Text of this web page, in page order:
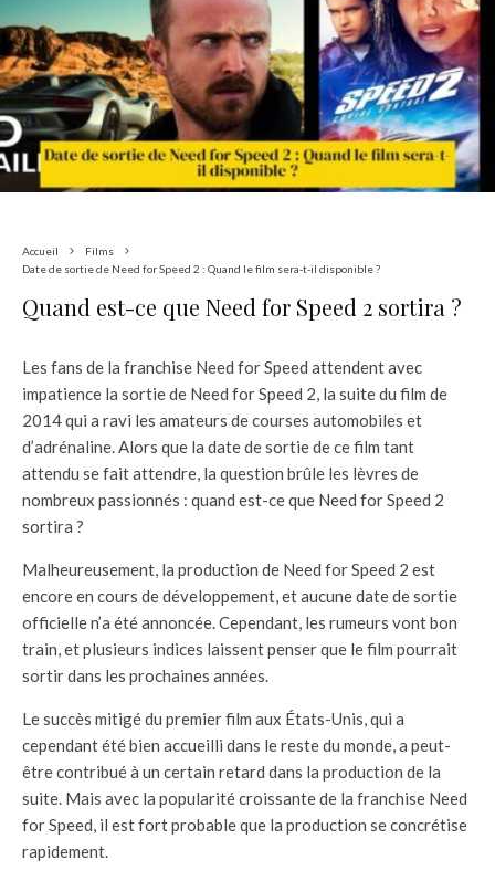
Accueil
Films
Date de sortie de Need for Speed 2 : Quand le film sera-t-il disponible ?
Quand est-ce que Need for Speed 2 sortira ?
Les fans de la franchise Need for Speed attendent avec
impatience la sortie de Need for Speed 2, la suite du film de
2014 qui a ravi les amateurs de courses automobiles et
d’adrénaline. Alors que la date de sortie de ce film tant
attendu se fait attendre, la question brûle les lèvres de
nombreux passionnés : quand est-ce que Need for Speed 2
sortira ?
Malheureusement, la production de Need for Speed 2 est
encore en cours de développement, et aucune date de sortie
officielle n’a été annoncée. Cependant, les rumeurs vont bon
train, et plusieurs indices laissent penser que le film pourrait
sortir dans les prochaines années.
Le succès mitigé du premier film aux États-Unis, qui a
cependant été bien accueilli dans le reste du monde, a peut-
être contribué à un certain retard dans la production de la
suite. Mais avec la popularité croissante de la franchise Need
for Speed, il est fort probable que la production se concrétise
rapidement.